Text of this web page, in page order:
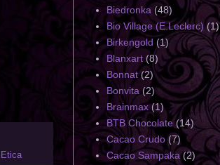
Etica
Biedronka (48)
Bio Village (E.Leclerc) (1)
Birkengold (1)
Blanxart (8)
Bonnat (2)
Bonvita (2)
Brainmax (1)
BTB Chocolate (14)
Cacao Crudo (7)
Cacao Sampaka (2)